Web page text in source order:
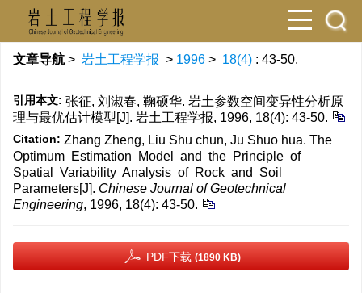
文章导航 > 岩土工程学报 > 1996 > 18(4) : 43-50.
引用本文: 张征, 刘淑春, 鞠硕华. 岩土参数空间变异性分析原
理与最优估计模型[J]. 岩土工程学报, 1996, 18(4): 43-50.
Citation: Zhang Zheng, Liu Shu chun, Ju Shuo hua. The
Optimum Estimation Model and the Principle of
Spatial Variability Analysis of Rock and Soil
Parameters[J]. Chinese Journal of Geotechnical
Engineering, 1996, 18(4): 43-50.
PDF下载 (1890 KB)